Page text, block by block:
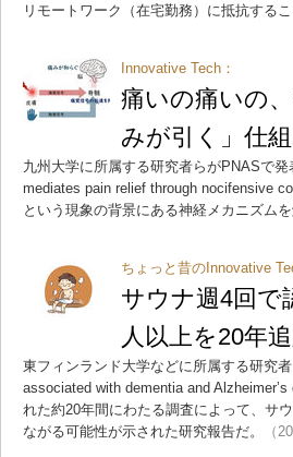
リモートワーク（在宅勤務）に抵抗する
Innovative Tech：
痛いの痛いの
みが引く」仕
九州大学に所属する研究者らがPNASで
mediates pain relief through nocifensive
という現象の背景にある神経メカニズムを
ちょっと昔のInnovative
サウナ週4回
人以上を20年
東フィンランド大学などに所属する研究
associated with dementia and
れた約20年間にわたる調査によって、サ
ながる可能性が示された研究報告だ。
（